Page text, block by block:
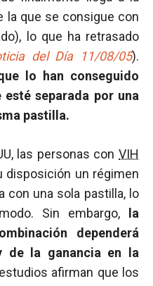
la que se consigue con
lo que ha retrasado
del Día 11/08/05).
lo han conseguido
separada por una
pastilla.
las personas con VIH
disposición un régimen
con una sola pastilla, lo
Sin embargo,
la
dependerá
de la ganancia en la
afirman que los